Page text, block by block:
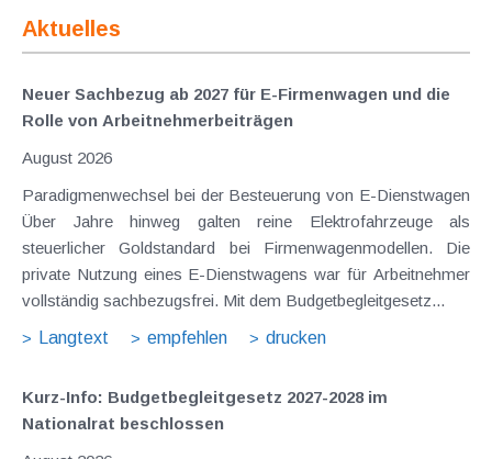
Aktuelles
Neuer Sachbezug ab 2027 für E-Firmenwagen und die
Rolle von Arbeitnehmer​­beiträgen
August 2026
Paradigmenwechsel bei der Besteuerung von E-Dienstwagen
Über Jahre hinweg galten reine Elektrofahrzeuge als
steuerlicher Goldstandard bei Firmenwagenmodellen. Die
private Nutzung eines E-Dienstwagens war für Arbeitnehmer
vollständig sachbezugsfrei. Mit dem Budgetbegleitgesetz...
Langtext
empfehlen drucken
Kurz-Info: Budgetbegleitgesetz 2027-2028 im
Nationalrat beschlossen